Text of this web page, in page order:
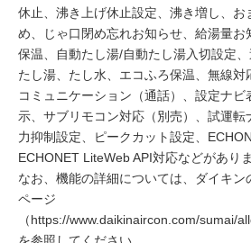
休止、沸き上げ休止設定、沸き増し、お
め、じゃ口閉め忘れお知らせ、給湯量お
保温、自動たし湯/自動たし湯入切設定
たし湯、たし水、エコふろ保温、無線対
コミュニケーション（通話）、設定ナビ
示、サブリモコン対応（別売）、試運転
力抑制設定、ピークカット設定、
ECHONET LiteWeb API対応などがありま
なお、機能の詳細については、ダイキン
ページ
（https://www.daikinaircon.com/sumai/
を参照してください。